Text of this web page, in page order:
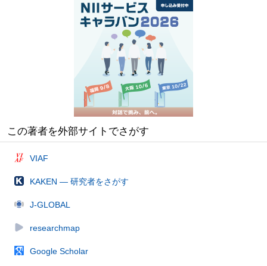
この著者を外部サイトでさがす
VIAF
KAKEN — 研究者をさがす
J-GLOBAL
researchmap
Google Scholar